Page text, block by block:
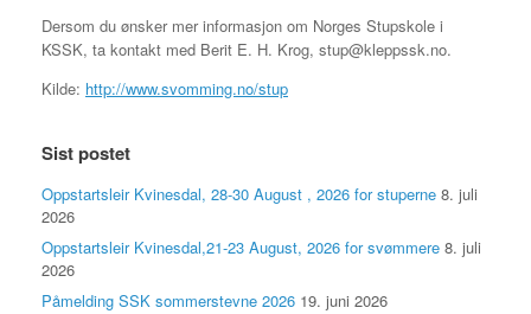
Dersom du ønsker mer informasjon om Norges Stupskole i
KSSK, ta kontakt med Berit E. H. Krog, stup@kleppssk.no.
Kilde: http://www.svomming.no/stup
Sist postet
Oppstartsleir Kvinesdal, 28-30 August , 2026 for stuperne 8. juli
2026
Oppstartsleir Kvinesdal,21-23 August, 2026 for svømmere 8. juli
2026
Påmelding SSK sommerstevne 2026 19. juni 2026